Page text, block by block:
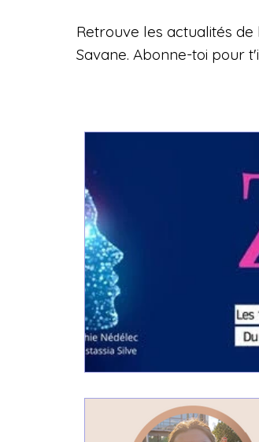
Retrouve les actualités
Savane. Abonne-toi pour